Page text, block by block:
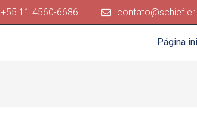
+55 11 4560-6686
Página